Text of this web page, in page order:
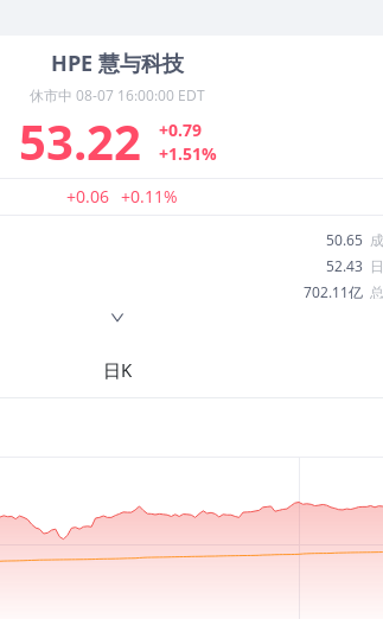
HPE 慧与科技
休市中 08-07 16:00:00 EDT
53.22
+0.79
+1.51%
+0.06 +0.11%
50.65
52.43
702.11亿
日K